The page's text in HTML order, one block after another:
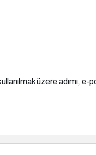
üzere adımı,